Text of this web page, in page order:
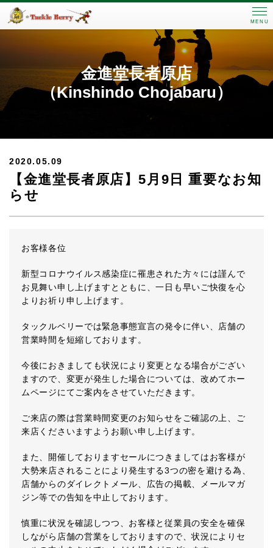
MENU
金進堂長者原店
（Kinshindo Chojabaru）
2020.05.09
【金進堂長者原店】5月9日 重要なお知
らせ
お客様各位
新型コロナウイルス感染症に罹患された方々には謹んで
お見舞い申し上げますとともに、一日も早いご快復を心
よりお祈り申し上げます。
タックルベリーでは緊急事態宣言の発令に伴い、店舗の
営業時間を短縮しております。
今後におきましても状況により変更となる場合がござい
ますので、変更が発生した場合については、改めてホー
ムページにてご案内をさせていただきます。
ご来店の際は営業時間変更のお知らせをご確認の上、ご
来店くださいますようお願い申し上げます。
また、開催しておりますセールにつきましてはお客様が
大勢来店されることにより発生する3つの密を避ける為、
店舗からのダイレクトメール、広告の掲載、メールマガ
ジン等での告知を中止しております。
慎重に状況を確認しつつ、お客様と従業員の安全を確保
しながら店舗の営業をしておりますので、状況によりセ